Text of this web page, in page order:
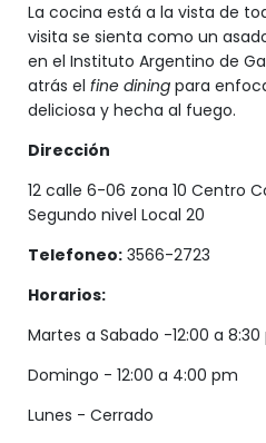
La cocina está a la vista de
visita se sienta como un
en el Instituto Argentino de
atrás el fine dining para
deliciosa y hecha al fuego.
Dirección
12 calle 6-06 zona 10 Centro
Segundo nivel Local 20
Telefoneo: 3566-2723
Horarios:
Martes a Sabado -12:00 a
Domingo - 12:00 a 4:00 pm
Lunes - Cerrado